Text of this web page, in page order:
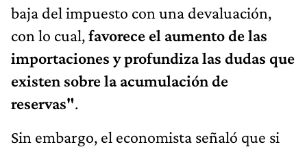
baja del impuesto con una devaluación,
con lo cual,favorece el aumento de las
importaciones y profundiza las dudas que
existen sobre la acumulación de
reservas".
Sin embargo, el economista señaló que si